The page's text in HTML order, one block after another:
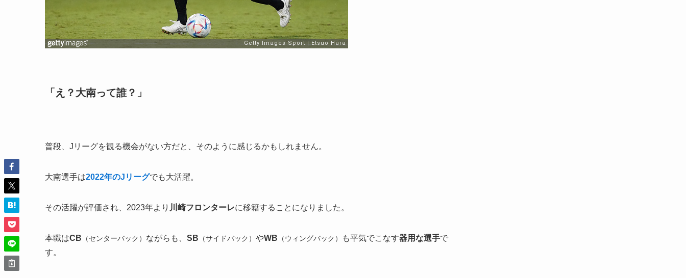
「え？大南って誰？」
普段、Jリーグを観る機会がない方だと、そのように感じるかもしれません。
大南選手は2022年のJリーグでも大活躍。
その活躍が評価され、2023年より 川崎フロンターレに移籍することになりました。
本職はCB （センターバック） ながらも、 SB （サイドバック） やWB （ウィングバック） も平気でこなす器用な選手で
す。